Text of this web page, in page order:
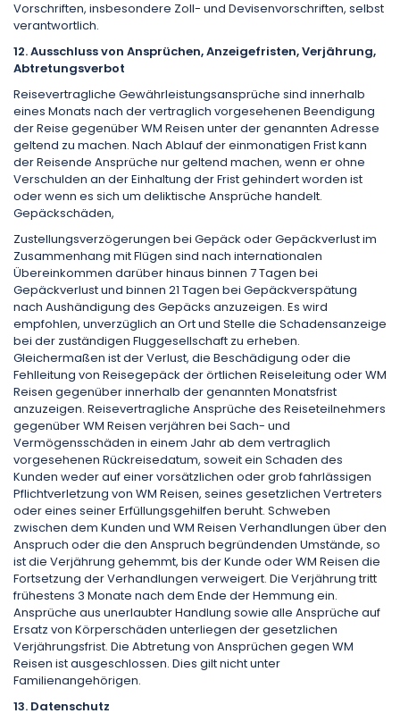
Vorschriften, insbesondere Zoll- und Devisenvorschriften, selbst
verantwortlich.
12. Ausschluss von Ansprüchen, Anzeigefristen, Verjährung,
Abtretungsverbot
Reisevertragliche Gewährleistungsansprüche sind innerhalb
eines Monats nach der vertraglich vorgesehenen Beendigung
der Reise gegenüber WM Reisen unter der genannten Adresse
geltend zu machen. Nach Ablauf der einmonatigen Frist kann
der Reisende Ansprüche nur geltend machen, wenn er ohne
Verschulden an der Einhaltung der Frist gehindert worden ist
oder wenn es sich um deliktische Ansprüche handelt.
Gepäckschäden,
Zustellungsverzögerungen bei Gepäck oder Gepäckverlust im
Zusammenhang mit Flügen sind nach internationalen
Übereinkommen darüber hinaus binnen 7 Tagen bei
Gepäckverlust und binnen 21 Tagen bei Gepäckverspätung
nach Aushändigung des Gepäcks anzuzeigen. Es wird
empfohlen, unverzüglich an Ort und Stelle die Schadensanzeige
bei der zuständigen Fluggesellschaft zu erheben.
Gleichermaßen ist der Verlust, die Beschädigung oder die
Fehlleitung von Reisegepäck der örtlichen Reiseleitung oder WM
Reisen gegenüber innerhalb der genannten Monatsfrist
anzuzeigen. Reisevertragliche Ansprüche des Reiseteilnehmers
gegenüber WM Reisen verjähren bei Sach- und
Vermögensschäden in einem Jahr ab dem vertraglich
vorgesehenen Rückreisedatum, soweit ein Schaden des
Kunden weder auf einer vorsätzlichen oder grob fahrlässigen
Pflichtverletzung von WM Reisen, seines gesetzlichen Vertreters
oder eines seiner Erfüllungsgehilfen beruht. Schweben
zwischen dem Kunden und WM Reisen Verhandlungen über den
Anspruch oder die den Anspruch begründenden Umstände, so
ist die Verjährung gehemmt, bis der Kunde oder WM Reisen die
Fortsetzung der Verhandlungen verweigert. Die Verjährung tritt
frühestens 3 Monate nach dem Ende der Hemmung ein.
Ansprüche aus unerlaubter Handlung sowie alle Ansprüche auf
Ersatz von Körperschäden unterliegen der gesetzlichen
Verjährungsfrist. Die Abtretung von Ansprüchen gegen WM
Reisen ist ausgeschlossen. Dies gilt nicht unter
Familienangehörigen.
13. Datenschutz